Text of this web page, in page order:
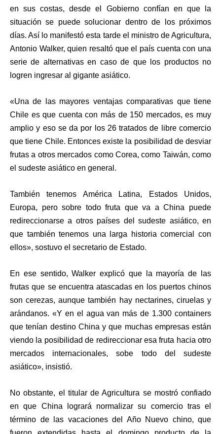
en sus costas, desde el Gobierno confían en que la
situación se puede solucionar dentro de los próximos
días. Así lo manifestó esta tarde el ministro de Agricultura,
Antonio Walker, quien resaltó que el país cuenta con una
serie de alternativas en caso de que los productos no
logren ingresar al gigante asiático.
«Una de las mayores ventajas comparativas que tiene
Chile es que cuenta con más de 150 mercados, es muy
amplio y eso se da por los 26 tratados de libre comercio
que tiene Chile. Entonces existe la posibilidad de desviar
frutas a otros mercados como Corea, como Taiwán, como
el sudeste asiático en general.
También tenemos América Latina, Estados Unidos,
Europa, pero sobre todo fruta que va a China puede
redireccionarse a otros países del sudeste asiático, en
que también tenemos una larga historia comercial con
ellos», sostuvo el secretario de Estado.
En ese sentido, Walker explicó que la mayoría de las
frutas que se encuentra atascadas en los puertos chinos
son cerezas, aunque también hay nectarines, ciruelas y
arándanos. «Y en el agua van más de 1.300 containers
que tenían destino China y que muchas empresas están
viendo la posibilidad de redireccionar esa fruta hacia otro
mercados internacionales, sobe todo del sudeste
asiático», insistió.
No obstante, el titular de Agricultura se mostró confiado
en que China logrará normalizar su comercio tras el
término de las vacaciones del Año Nuevo chino, que